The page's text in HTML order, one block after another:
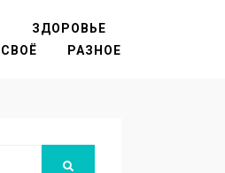
ЗДОРОВЬЕ
РАЗНОЕ